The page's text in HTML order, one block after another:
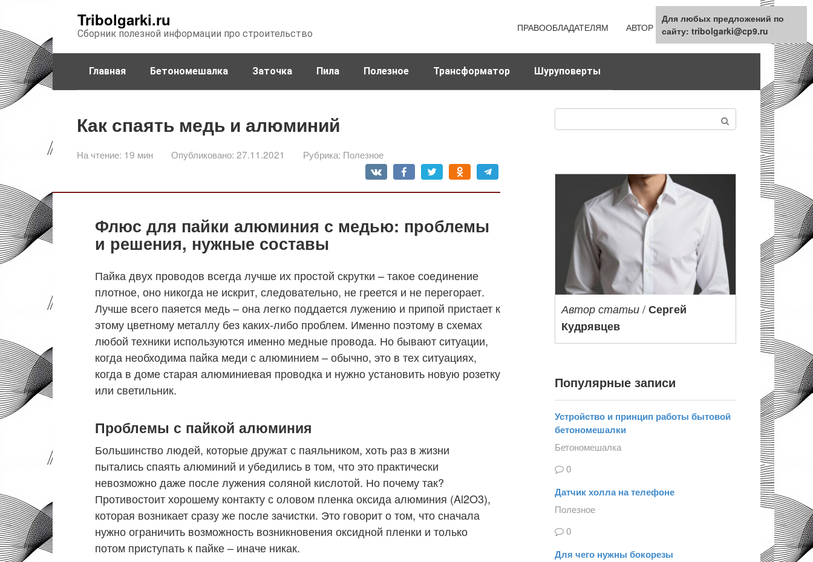
контенту
Tribolgarki.ru
Сборник полезной информации про строительство
ПРАВООБЛАДАТЕЛЯМ АВТОР КАРТА САЙТА
Главная Бетономешалка Заточка Пила Полезное Трансформатор Шуруповерты
Как спаять медь и алюминий
На чтение: 19 мин Опубликовано: 27.11.2021 Рубрика: Полезное
Флюс для пайки алюминия с медью: проблемы
и решения, нужные составы
Пайка двух проводов всегда лучше их простой скрутки – такое соединение
плотное, оно никогда не искрит, следовательно, не греется и не перегорает.
Лучше всего паяется медь – она легко поддается лужению и припой пристает к
этому цветному металлу без каких-либо проблем. Именно поэтому в схемах
любой техники используются именно медные провода. Но бывают ситуации,
когда необходима пайка меди с алюминием – обычно, это в тех ситуациях,
когда в доме старая алюминиевая проводка и нужно установить новую розетку
или светильник.
Проблемы с пайкой алюминия
Большинство людей, которые дружат с паяльником, хоть раз в жизни
пытались спаять алюминий и убедились в том, что это практически
невозможно даже после лужения соляной кислотой. Но почему так?
Противостоит хорошему контакту с оловом пленка оксида алюминия (Al2O3),
которая возникает сразу же после зачистки. Это говорит о том, что сначала
нужно ограничить возможность возникновения оксидной пленки и только
потом приступать к пайке – иначе никак.
Автор статьи /Сергей
Кудрявцев
Популярные записи
Устройство и принцип работы бытовой
бетономешалки
Бетономешалка
0
Датчик холла на телефоне
Полезное
0
Для чего нужны бокорезы
Для любых предложений по
сайту: tribolgarki@cp9.ru